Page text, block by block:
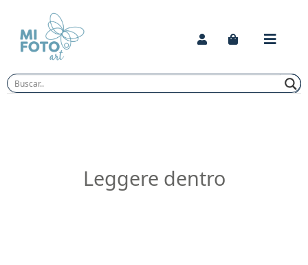
content
Leggere dentro